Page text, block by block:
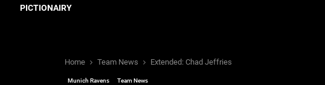
PICTIONAIRY
Home Team News Extended: Chad Jeffries
Munich Ravens Team News